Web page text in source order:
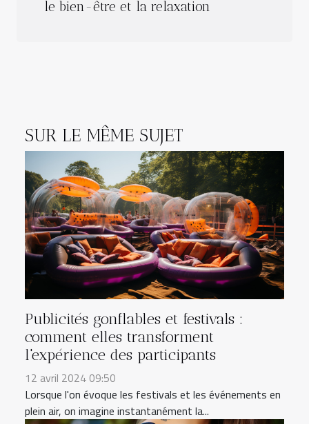
le bien-être et la relaxation
SUR LE MÊME SUJET
Publicités gonflables et festivals :
comment elles transforment
l'expérience des participants
12 avril 2024 09:50
Lorsque l'on évoque les festivals et les événements en
plein air, on imagine instantanément la...